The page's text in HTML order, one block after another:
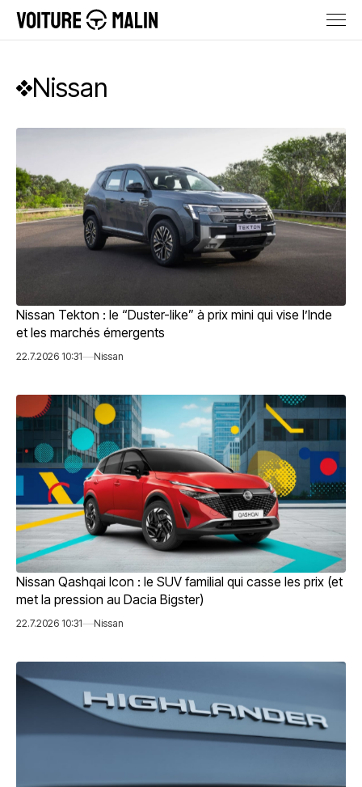
Nissan
Nissan Tekton : le “Duster-like” à prix mini qui vise l’Inde
et les marchés émergents
22.7.2026 10:31 Nissan
Nissan Qashqai Icon : le SUV familial qui casse les prix (et
met la pression au Dacia Bigster)
22.7.2026 10:31 Nissan